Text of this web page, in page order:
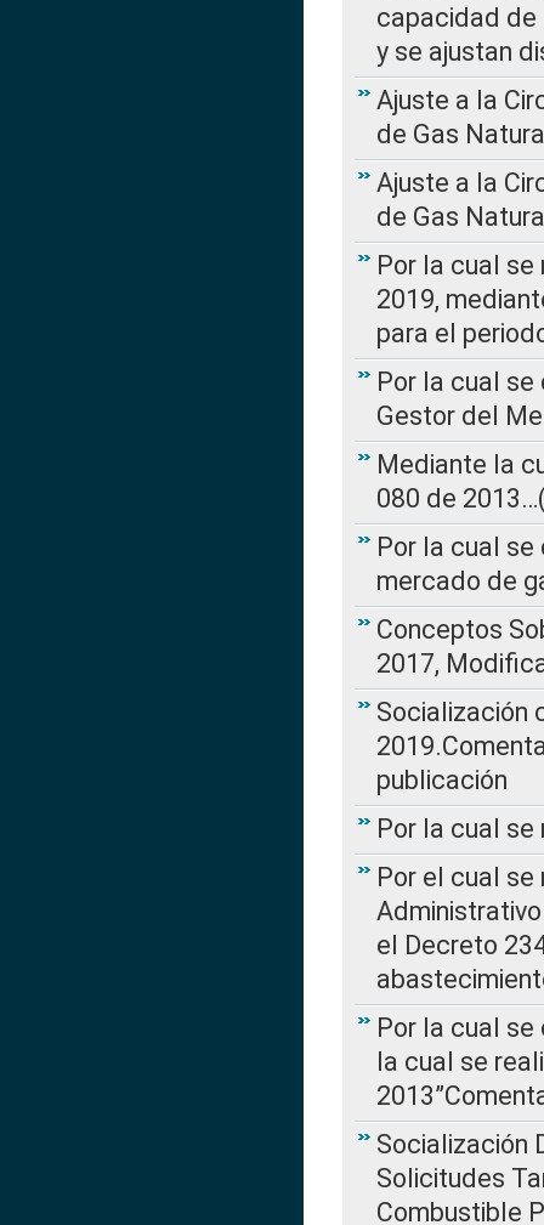
capacidad de
y se ajustan
Ajuste a la
de Gas
Ajuste a la
de Gas
Por la cual se
2019,
para el
Por la cual
Gestor del
Mediante la
080 de
Por la cual
mercado de
Conceptos
2017,
Socialización
publicación
Por la cual se
Por el cual
el Decreto
Por la cual se
la cual se
Socialización
Solicitudes
Combustible